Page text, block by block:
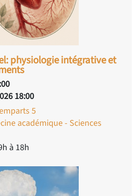
physiologie intégrative et
18:00
5
académique - Sciences
à 18h